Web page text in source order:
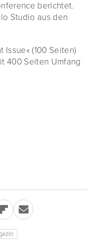
berichtet.
Studio aus den
(100 Seiten)
400 Seiten Umfang